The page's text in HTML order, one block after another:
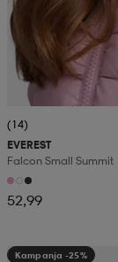
(14)
EVEREST
Falcon Small Summit
52,99
Kampanja -25%